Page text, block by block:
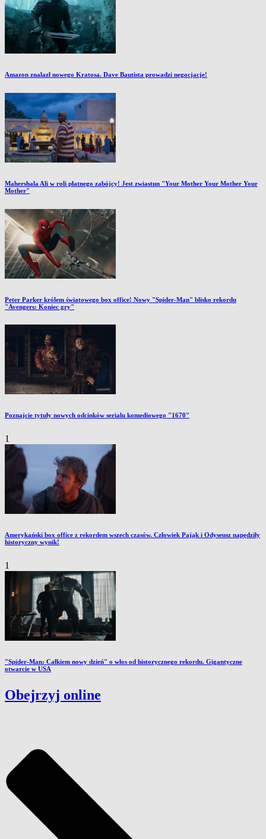
Amazon znalazł nowego Kratosa. Dave Bautista prowadzi negocjacje!
Mahershala Ali w roli płatnego zabójcy! Jest zwiastun "Your Mother Your Mother Your
Mother"
Peter Parker królem światowego box office! Nowy "Spider-Man" blisko rekordu
"Avengers: Koniec gry"
Poznajcie tytuły nowych odcinków serialu komediowego "1670"
1
Amerykański box office z rekordem wszech czasów. Człowiek Pająk i Odyseusz napędziły
historyczny wynik!
1
"Spider-Man: Całkiem nowy dzień" o włos od historycznego rekordu. Gigantyczne
otwarcie w USA
Obejrzyj online